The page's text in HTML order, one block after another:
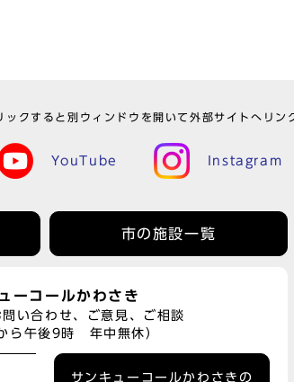
ックすると別ウィンドウを開いて外部サイトへリン
YouTube Instagram
市の施設一覧
ーコールかわさき
い合わせ、ご意見、ご相談
ら午後9時 年中無休）
サンキューコールかわさきの